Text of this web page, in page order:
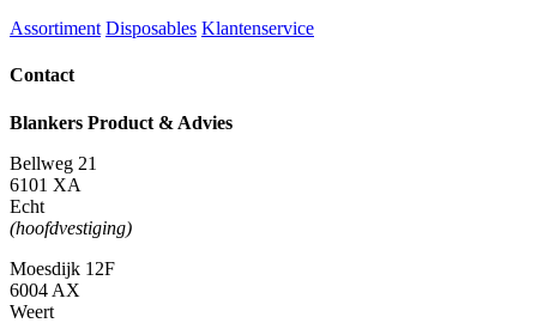
Assortiment Disposables Klantenservice
Contact
Blankers Product & Advies
Bellweg 21
6101 XA
Echt
(hoofdvestiging)
Moesdijk 12F
6004 AX
Weert